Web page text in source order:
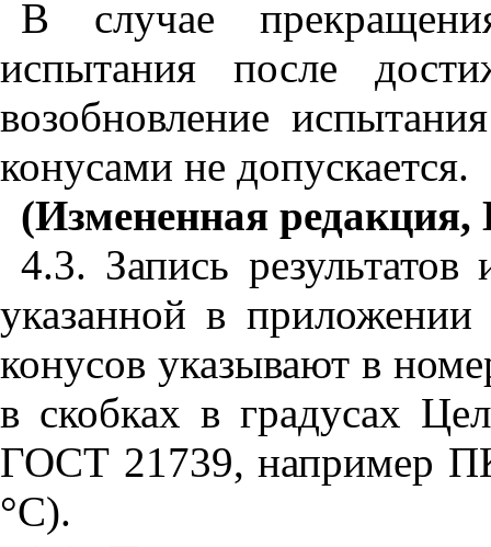
В случае
испытания после
возобновление
конусами не допускается.
(Измененная
4.3. Запись
указанной в
конусов указывают в
в скобках в градусах
ГОСТ 21739, например
°С).